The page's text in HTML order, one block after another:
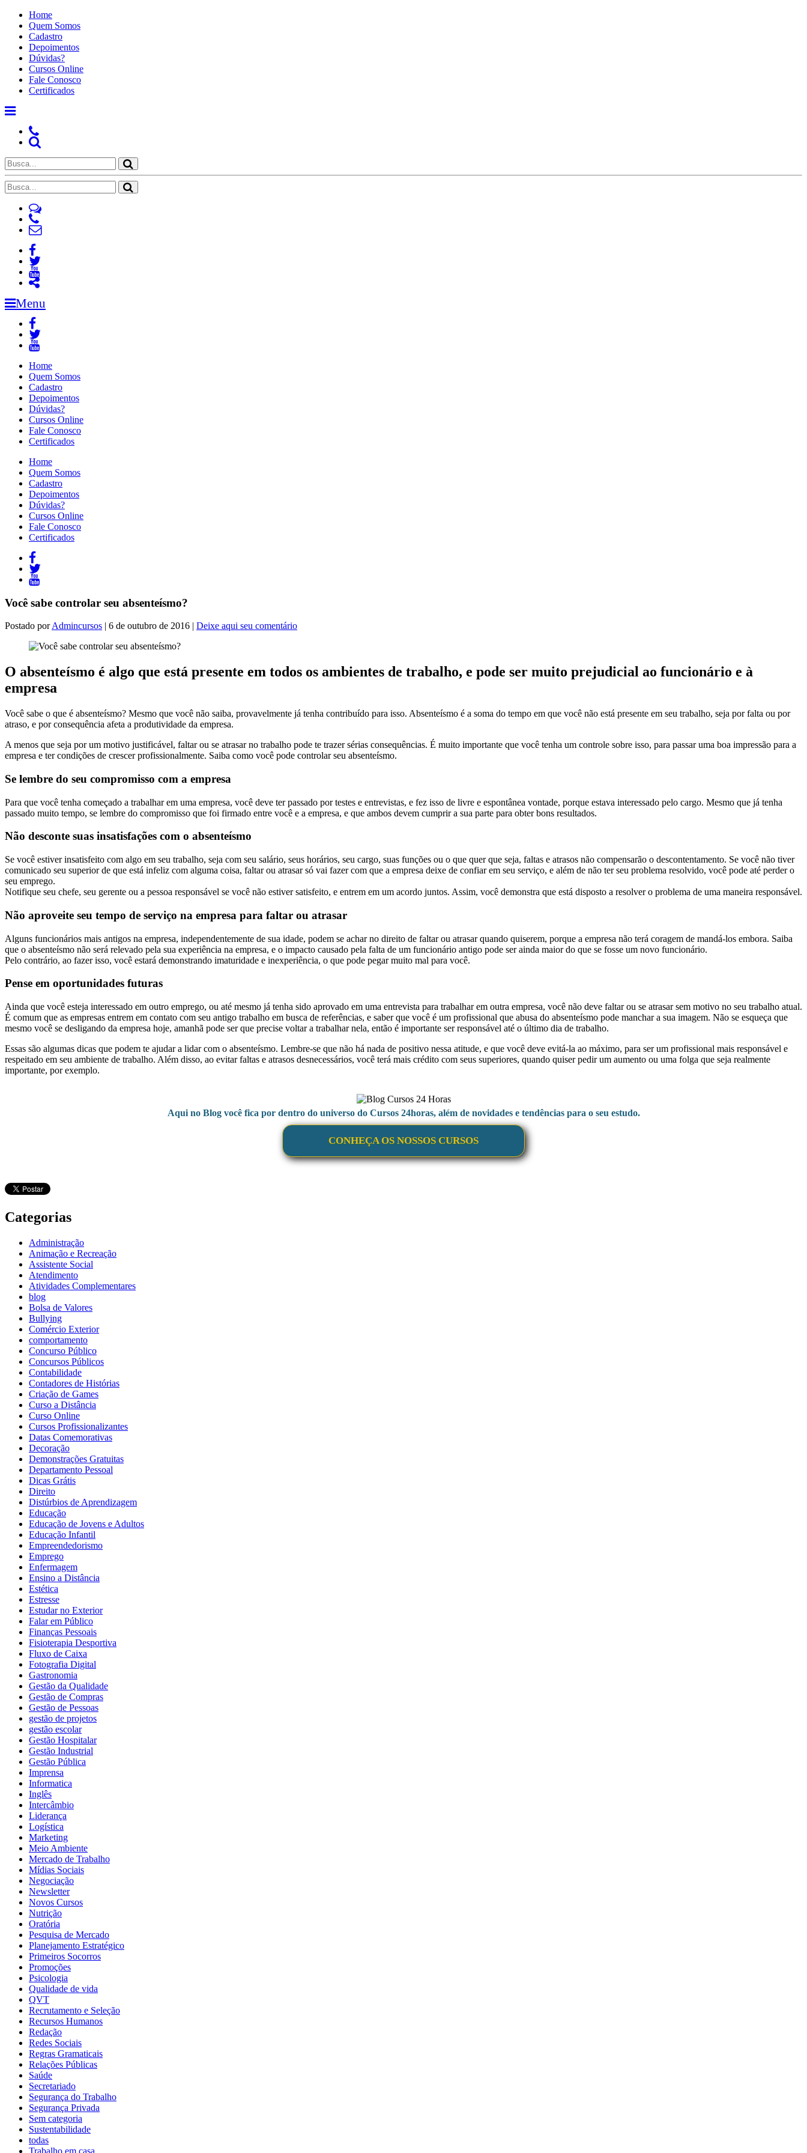
Home
Quem Somos
Cadastro
Depoimentos
Dúvidas?
Cursos Online
Fale Conosco
Certificados
Menu
Home
Quem Somos
Cadastro
Depoimentos
Dúvidas?
Cursos Online
Fale Conosco
Certificados
Home
Quem Somos
Cadastro
Depoimentos
Dúvidas?
Cursos Online
Fale Conosco
Certificados
Você sabe controlar seu absenteísmo?
Postado porAdmincursos | 6 de outubro de 2016 | Deixe aqui seu comentário
O absenteísmo é algo que está presente em todos os ambientes de trabalho, e pode ser muito prejudicial ao funcionário e à
empresa
Você sabe o que é absenteísmo? Mesmo que você não saiba, provavelmente já tenha contribuído para isso. Absenteísmo é a soma do tempo em que você não está presente em seu trabalho, seja por falta ou por
atraso, e por consequência afeta a produtividade da empresa.
A menos que seja por um motivo justificável, faltar ou se atrasar no trabalho pode te trazer sérias consequências. É muito importante que você tenha um controle sobre isso, para passar uma boa impressão para a
empresa e ter condições de crescer profissionalmente. Saiba como você pode controlar seu absenteísmo.
Se lembre do seu compromisso com a empresa
Para que você tenha começado a trabalhar em uma empresa, você deve ter passado por testes e entrevistas, e fez isso de livre e espontânea vontade, porque estava interessado pelo cargo. Mesmo que já tenha
passado muito tempo, se lembre do compromisso que foi firmado entre você e a empresa, e que ambos devem cumprir a sua parte para obter bons resultados.
Não desconte suas insatisfações com o absenteísmo
Se você estiver insatisfeito com algo em seu trabalho, seja com seu salário, seus horários, seu cargo, suas funções ou o que quer que seja, faltas e atrasos não compensarão o descontentamento. Se você não tiver
comunicado seu superior de que está infeliz com alguma coisa, faltar ou atrasar só vai fazer com que a empresa deixe de confiar em seu serviço, e além de não ter seu problema resolvido, você pode até perder o
seu emprego.
Notifique seu chefe, seu gerente ou a pessoa responsável se você não estiver satisfeito, e entrem em um acordo juntos. Assim, você demonstra que está disposto a resolver o problema de uma maneira responsável.
Não aproveite seu tempo de serviço na empresa para faltar ou atrasar
Alguns funcionários mais antigos na empresa, independentemente de sua idade, podem se achar no direito de faltar ou atrasar quando quiserem, porque a empresa não terá coragem de mandá-los embora. Saiba
que o absenteísmo não será relevado pela sua experiência na empresa, e o impacto causado pela falta de um funcionário antigo pode ser ainda maior do que se fosse um novo funcionário.
Pelo contrário, ao fazer isso, você estará demonstrando imaturidade e inexperiência, o que pode pegar muito mal para você.
Pense em oportunidades futuras
Ainda que você esteja interessado em outro emprego, ou até mesmo já tenha sido aprovado em uma entrevista para trabalhar em outra empresa, você não deve faltar ou se atrasar sem motivo no seu trabalho atual.
É comum que as empresas entrem em contato com seu antigo trabalho em busca de referências, e saber que você é um profissional que abusa do absenteísmo pode manchar a sua imagem. Não se esqueça que
mesmo você se desligando da empresa hoje, amanhã pode ser que precise voltar a trabalhar nela, então é importante ser responsável até o último dia de trabalho.
Essas são algumas dicas que podem te ajudar a lidar com o absenteísmo. Lembre-se que não há nada de positivo nessa atitude, e que você deve evitá-la ao máximo, para ser um profissional mais responsável e
respeitado em seu ambiente de trabalho. Além disso, ao evitar faltas e atrasos desnecessários, você terá mais crédito com seus superiores, quando quiser pedir um aumento ou uma folga que seja realmente
importante, por exemplo.
Aqui no Blog você fica por dentro do universo do Cursos 24horas, além de novidades e tendências para o seu estudo.
CONHEÇA OS NOSSOS CURSOS
Categorias
Administração
Animação e Recreação
Assistente Social
Atendimento
Atividades Complementares
blog
Bolsa de Valores
Bullying
Comércio Exterior
comportamento
Concurso Público
Concursos Públicos
Contabilidade
Contadores de Histórias
Criação de Games
Curso a Distância
Curso Online
Cursos Profissionalizantes
Datas Comemorativas
Decoração
Demonstrações Gratuitas
Departamento Pessoal
Dicas Grátis
Direito
Distúrbios de Aprendizagem
Educação
Educação de Jovens e Adultos
Educação Infantil
Empreendedorismo
Emprego
Enfermagem
Ensino a Distância
Estética
Estresse
Estudar no Exterior
Falar em Público
Finanças Pessoais
Fisioterapia Desportiva
Fluxo de Caixa
Fotografia Digital
Gastronomia
Gestão da Qualidade
Gestão de Compras
Gestão de Pessoas
gestão de projetos
gestão escolar
Gestão Hospitalar
Gestão Industrial
Gestão Pública
Imprensa
Informatica
Inglês
Intercâmbio
Liderança
Logística
Marketing
Meio Ambiente
Mercado de Trabalho
Mídias Sociais
Negociação
Newsletter
Novos Cursos
Nutrição
Oratória
Pesquisa de Mercado
Planejamento Estratégico
Primeiros Socorros
Promoções
Psicologia
Qualidade de vida
QVT
Recrutamento e Seleção
Recursos Humanos
Redação
Redes Sociais
Regras Gramaticais
Relações Públicas
Saúde
Secretariado
Segurança do Trabalho
Segurança Privada
Sem categoria
Sustentabilidade
todas
Trabalho em casa